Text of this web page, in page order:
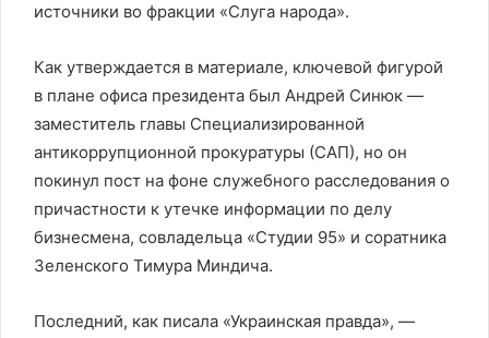
источники во фракции «Слуга народа».
Как утверждается в материале, ключевой фигурой
в плане офиса президента был Андрей Синюк —
заместитель главы Специализированной
антикоррупционной прокуратуры (САП), но он
покинул пост на фоне служебного расследования о
причастности к утечке информации по делу
бизнесмена, совладельца «Студии 95» и соратника
Зеленского Тимура Миндича.
Последний, как писала «Украинская правда», —